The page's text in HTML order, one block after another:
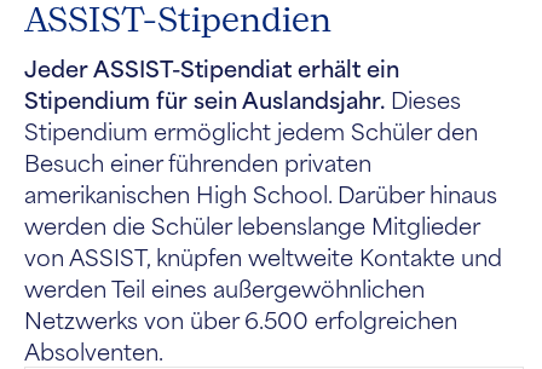
ASSIST-Stipendien
Jeder ASSIST-Stipendiat erhält ein
Stipendium für sein Auslandsjahr. Dieses
Stipendium ermöglicht jedem Schüler den
Besuch einer führenden privaten
amerikanischen High School. Darüber hinaus
werden die Schüler lebenslange Mitglieder
von ASSIST, knüpfen weltweite Kontakte und
werden Teil eines außergewöhnlichen
Netzwerks von über 6.500 erfolgreichen
Absolventen.